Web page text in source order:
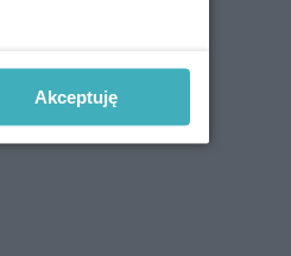
Akceptuję